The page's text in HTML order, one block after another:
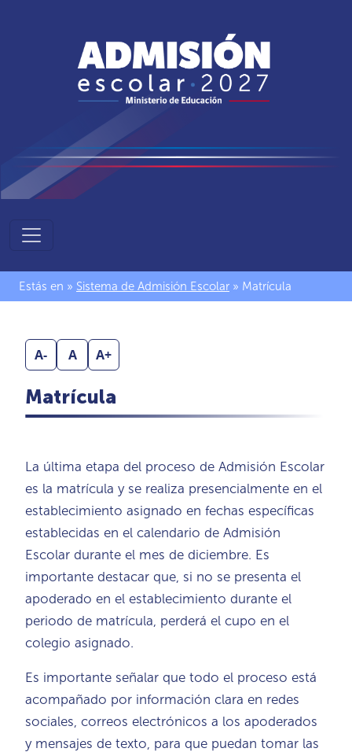
de
Admisión
Escolar
Estás en » Sistema de Admisión Escolar » Matrícula
A- A A+
Matrícula
La última etapa del proceso de Admisión Escolar
es la matrícula y se realiza presencialmente en el
establecimiento asignado en fechas específicas
establecidas en el calendario de Admisión
Escolar durante el mes de diciembre. Es
importante destacar que, si no se presenta el
apoderado en el establecimiento durante el
periodo de matrícula, perderá el cupo en el
colegio asignado.
Es importante señalar que todo el proceso está
acompañado por información clara en redes
sociales, correos electrónicos a los apoderados
y mensajes de texto, para que puedan tomar las